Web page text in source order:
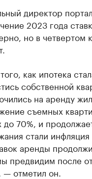
директор
2023 года
но в четвертом
как ипотека
собственной
на аренду
съемных
до 70%, и
стали
аренды
предвидим после
отметил он.